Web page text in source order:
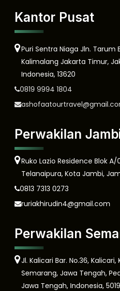
Kantor Pusat
Puri Sentra Niaga Jln. Tarum
Kalimalang Jakarta Timur,
Indonesia, 13620
0819 9994 1804
Perwakilan
Ruko Lazio Residence Blok A/
Telanaipura, Kota Jambi,
0813 7313 0273
ruriakhirudin4@gmail.com
Perwakilan
Jl. Kalicari Bar. No.36,
Semarang, Jawa Tengah,
Jawa Tengah, Indonesia,